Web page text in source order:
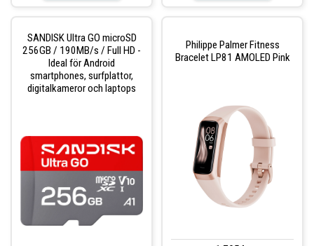
SANDISK Ultra GO microSD
256GB / 190MB/s / Full HD -
Ideal för Android
smartphones, surfplattor,
digitalkameror och laptops
Philippe Palmer Fitness
Bracelet LP81 AMOLED Pink